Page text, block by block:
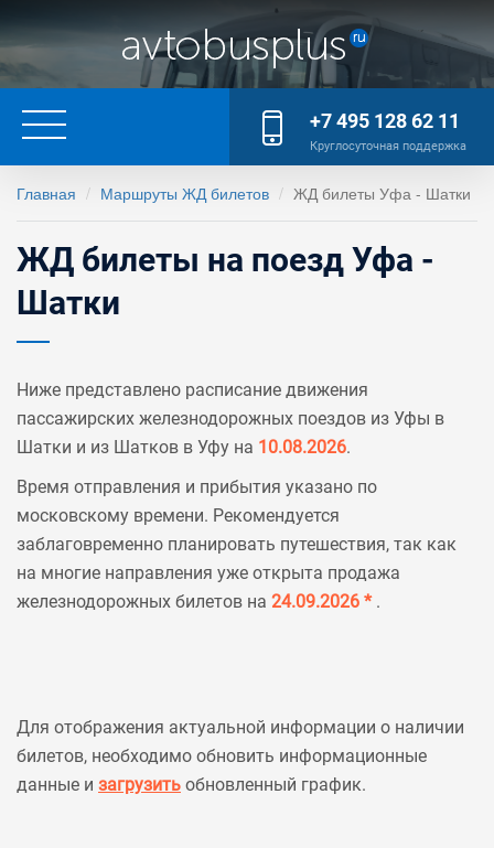
+7 495 128 62 11
Круглосуточная поддержка
Главная Маршруты ЖД билетов ЖД билеты Уфа - Шатки
ЖД билеты на поезд Уфа -
Шатки
Ниже представлено расписание движения
пассажирских железнодорожных поездов из Уфы в
Шатки и из Шатков в Уфу на 10.08.2026.
Время отправления и прибытия указано по
московскому времени. Рекомендуется
заблаговременно планировать путешествия, так как
на многие направления уже открыта продажа
железнодорожных билетов на 24.09.2026 * .
Для отображения актуальной информации о наличии
билетов, необходимо обновить информационные
данные и загрузить обновленный график.